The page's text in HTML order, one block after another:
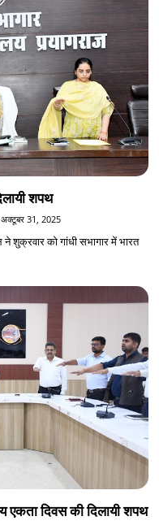
शपथ
अक्टूबर 31, 2025
शुक्रवार को गांधी सभागार में भारत
एकता दिवस की दिलायी शपथ